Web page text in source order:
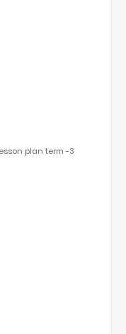
plan term -3